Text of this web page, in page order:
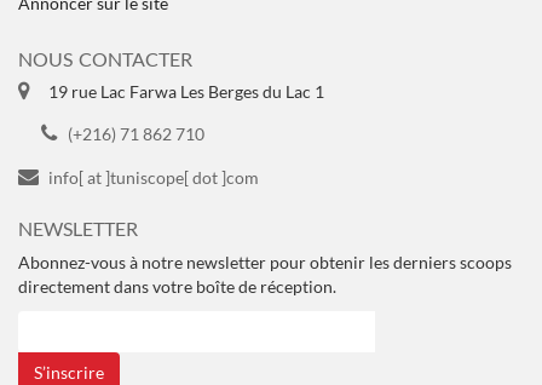
NOUS CONTACTER
19 rue Lac Farwa Les Berges du Lac 1
(+216) 71 862 710
info[ at ]tuniscope[ dot ]com
NEWSLETTER
Abonnez-vous à notre newsletter pour obtenir les derniers scoops
directement dans votre boîte de réception.
S’inscrire